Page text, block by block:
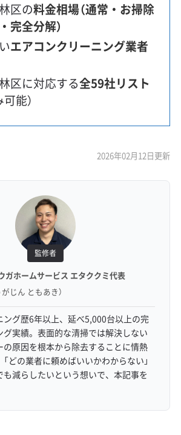
区の料金相場（通常・お掃除
完全分解）
エアコンクリーニング業者
区に対応する全59社リスト
能）
2026年02月12日更新
監修者
ガホームサービス エタククミ代表
がじん ともあき）
ング歴6年以上、延べ5,000台以上の完
実績。表面的な清掃では解決しない
の原因を根本から除去することに情熱
どの業者に頼めばいいかわからない」
も減らしたいという想いで、本記事を